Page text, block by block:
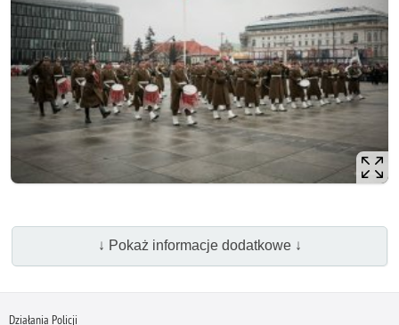
↓ Pokaż informacje dodatkowe ↓
Działania Policji